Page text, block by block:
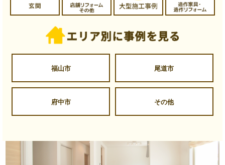
福山市 尾道市
府中市 その他